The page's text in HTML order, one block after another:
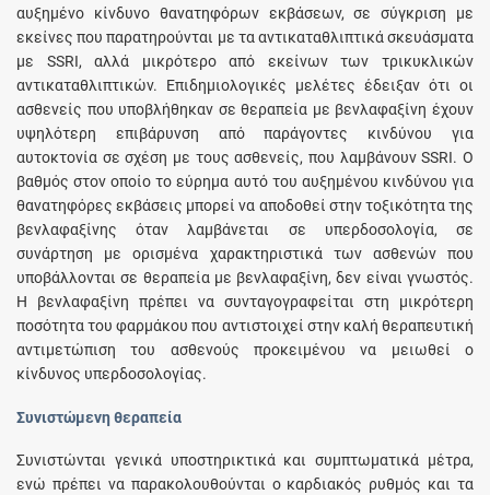
αυξημένο κίνδυνο θανατηφόρων εκβάσεων, σε σύγκριση με
εκείνες που παρατηρούνται με τα αντικαταθλιπτικά σκευάσματα
με SSRI, αλλά μικρότερο από εκείνων των τρικυκλικών
αντικαταθλιπτικών. Επιδημιολογικές μελέτες έδειξαν ότι οι
ασθενείς που υποβλήθηκαν σε θεραπεία με βενλαφαξίνη έχουν
υψηλότερη επιβάρυνση από παράγοντες κινδύνου για
αυτοκτονία σε σχέση με τους ασθενείς, που λαμβάνουν SSRI. Ο
βαθμός στον οποίο το εύρημα αυτό του αυξημένου κινδύνου για
θανατηφόρες εκβάσεις μπορεί να αποδοθεί στην τοξικότητα της
βενλαφαξίνης όταν λαμβάνεται σε υπερδοσολογία, σε
συνάρτηση με ορισμένα χαρακτηριστικά των ασθενών που
υποβάλλονται σε θεραπεία με βενλαφαξίνη, δεν είναι γνωστός.
Η βενλαφαξίνη πρέπει να συνταγογραφείται στη μικρότερη
ποσότητα του φαρμάκου που αντιστοιχεί στην καλή θεραπευτική
αντιμετώπιση του ασθενούς προκειμένου να μειωθεί ο
κίνδυνος υπερδοσολογίας.
Συνιστώμενη θεραπεία
Συνιστώνται γενικά υποστηρικτικά και συμπτωματικά μέτρα,
ενώ πρέπει να παρακολουθούνται ο καρδιακός ρυθμός και τα